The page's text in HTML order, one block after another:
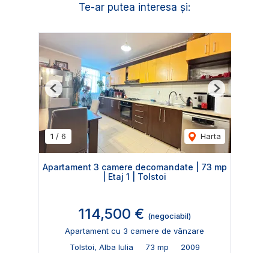
Te-ar putea interesa și:
1 / 6 Harta
Previous Next
Apartament 3 camere decomandate | 73 mp
| Etaj 1 | Tolstoi
114,500 € (negociabil)
Apartament cu 3 camere de vânzare
Tolstoi, Alba Iulia
73 mp 2009